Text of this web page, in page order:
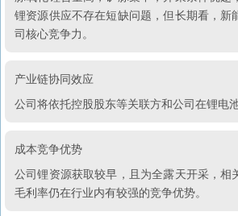
锂资源供应不存在短缺问题，但长期看，
司核心竞争力。
产业链协同效应
公司将依托控股股东等关联方和公司在锂电
成本竞争优势
公司锂资源获取较早，且为全露天开采，
毛利率仍在行业内有较强的竞争优势。